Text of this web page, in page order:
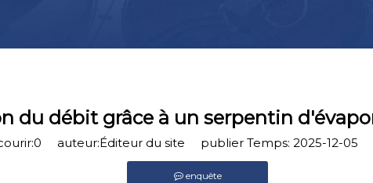
du débit grâce à un serpentin
0 auteur:Éditeur du site publier Temps: 2025-12-05
enquête